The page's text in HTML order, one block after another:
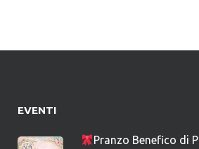
EVENTI
Pranzo Benefico di